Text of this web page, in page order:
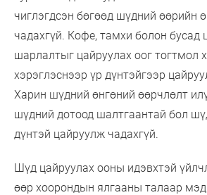
чиглэгдсэн бөгөөд шүдний өөрийн
чадахгүй. Кофе, тамхи болон бусад
шарлалтыг цайруулах оог тогтмол
хэрэглэснээр үр дүнтэйгээр
Харин шүдний өнгөний өөрчлөлт
шүдний дотоод шалтгаантай бол
дүнтэй цайруулж чадахгүй.
Шүд цайруулах ооны идэвхтэй
өөр хоорондын ялгааны талаар